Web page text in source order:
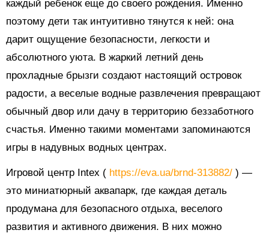
каждый ребенок еще до своего рождения. Именно
поэтому дети так интуитивно тянутся к ней: она
дарит ощущение безопасности, легкости и
абсолютного уюта. В жаркий летний день
прохладные брызги создают настоящий островок
радости, а веселые водные развлечения превращают
обычный двор или дачу в территорию беззаботного
счастья. Именно такими моментами запоминаются
игры в надувных водных центрах.
Игровой центр Intex ( https://eva.ua/brnd-313882/ ) —
это миниатюрный аквапарк, где каждая деталь
продумана для безопасного отдыха, веселого
развития и активного движения. В них можно